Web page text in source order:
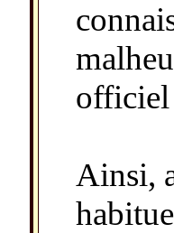
officiel
Ainsi,